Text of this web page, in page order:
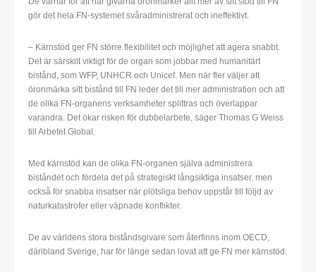
gör det hela FN-systemet svåradministrerat och ineffektivt.
– Kärnstöd ger FN större flexibilitet och möjlighet att agera snabbt.
Det är särskilt viktigt för de organ som jobbar med humanitärt
bistånd, som WFP, UNHCR och Unicef. Men när fler väljer att
öronmärka sitt bistånd till FN leder det till mer administration och att
de olika FN-organens verksamheter splittras och överlappar
varandra. Det ökar risken för dubbelarbete, säger Thomas G Weiss
till Arbetet Global.
Med kärnstöd kan de olika FN-organen själva administrera
biståndet och fördela det på strategiskt långsiktiga insatser, men
också för snabba insatser när plötsliga behov uppstår till följd av
naturkatastrofer eller väpnade konflikter.
De av världens stora biståndsgivare som återfinns inom OECD,
däribland Sverige, har för länge sedan lovat att ge FN mer kärnstöd.